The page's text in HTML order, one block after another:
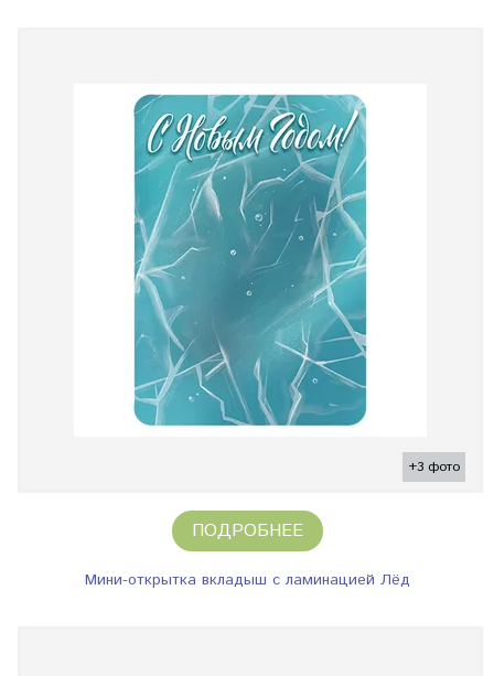
+3 фото
ПОДРОБНЕЕ
Мини-открытка вкладыш с ламинацией Лёд